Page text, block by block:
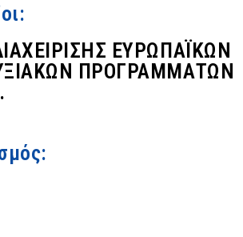
ΕΥΡΩΠΑΪΚΩΝ
ΠΡΟΓΡΑΜΜΑΤΩΝ